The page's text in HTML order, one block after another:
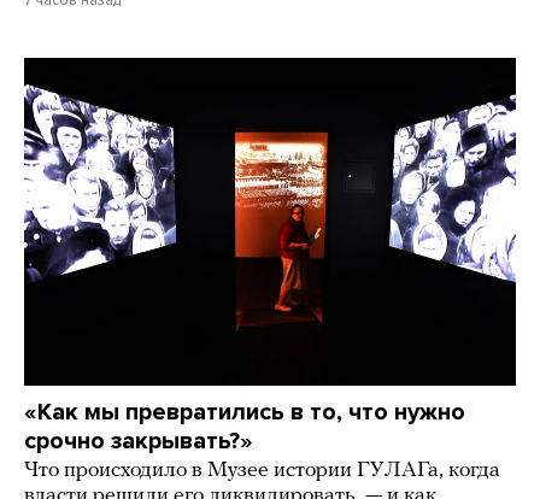
«Как мы превратились в то, что нужно
срочно закрывать?»
Что происходило в Музее истории ГУЛАГа, когда